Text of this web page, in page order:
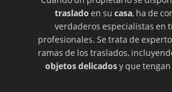
traslado en sucasa, ha de
verdaderos especialistas en
profesionales. Se trata de
ramas de los traslados,
objetos delicadosy que